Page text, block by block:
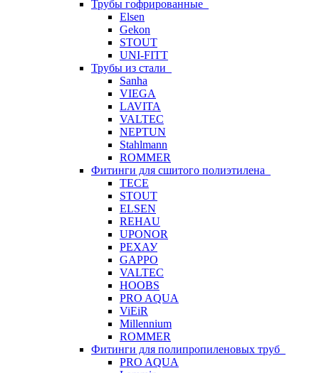
Трубы гофрированные
Elsen
Gekon
STOUT
UNI-FITT
Трубы из стали
Sanha
VIEGA
LAVITA
VALTEC
NEPTUN
Stahlmann
ROMMER
Фитинги для сшитого полиэтилена
TECE
STOUT
ELSEN
REHAU
UPONOR
РЕХАУ
GAPPO
VALTEC
HOOBS
PRO AQUA
ViEiR
Millennium
ROMMER
Фитинги для полипропиленовых труб
PRO AQUA